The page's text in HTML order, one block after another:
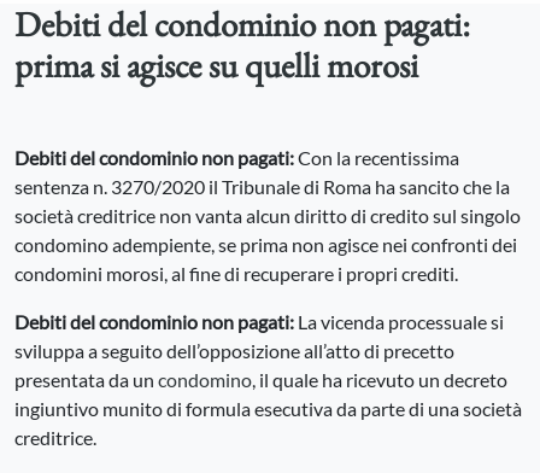
Debiti del condominio non pagati:
prima si agisce su quelli morosi
Debiti del condominio non pagati:Con la recentissima
sentenza n. 3270/2020 il Tribunale di Roma ha sancito che la
società creditrice non vanta alcun diritto di credito sul singolo
condomino adempiente, se prima non agisce nei confronti dei
condomini morosi, al fine di recuperare i propri crediti.
Debiti del condominio non pagati: La vicenda processuale si
sviluppa a seguito dell’opposizione all’atto di precetto
presentata da un condomino, il quale ha ricevuto un decreto
ingiuntivo munito di formula esecutiva da parte di una società
creditrice.